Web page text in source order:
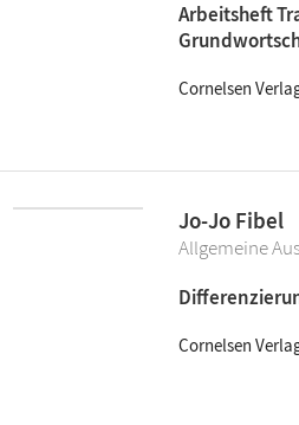
Arbeitsheft
Cornelsen
Jo-Jo Fibel
Allgemeine
Cornelsen